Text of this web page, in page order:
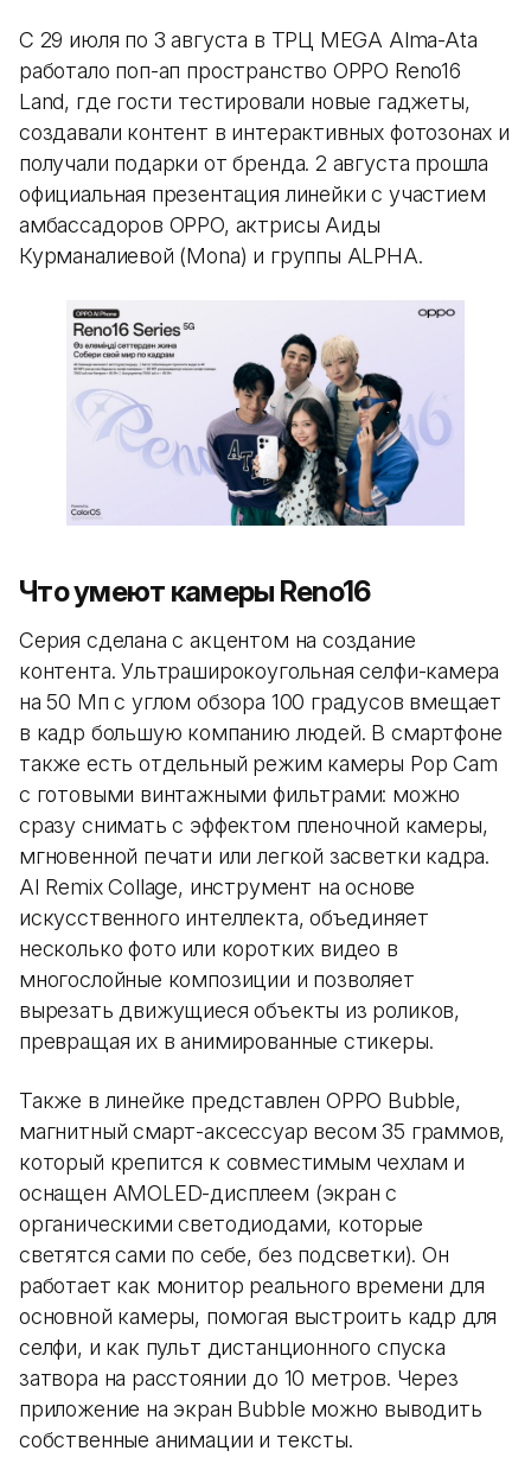
С 29 июля по 3 августа в ТРЦ MEGA Alma-Ata
работало поп-ап пространство OPPO Reno16
Land, где гости тестировали новые гаджеты,
создавали контент в интерактивных фотозонах и
получали подарки от бренда. 2 августа прошла
официальная презентация линейки с участием
амбассадоров OPPO, актрисы Аиды
Курманалиевой (Mona) и группы ALPHA.
Что умеют камеры Reno16
Серия сделана с акцентом на создание
контента. Ультраширокоугольная селфи-камера
на 50 Мп с углом обзора 100 градусов вмещает
в кадр большую компанию людей. В смартфоне
также есть отдельный режим камеры Pop Cam
с готовыми винтажными фильтрами: можно
сразу снимать с эффектом пленочной камеры,
мгновенной печати или легкой засветки кадра.
AI Remix Collage, инструмент на основе
искусственного интеллекта, объединяет
несколько фото или коротких видео в
многослойные композиции и позволяет
вырезать движущиеся объекты из роликов,
превращая их в анимированные стикеры.
Также в линейке представлен OPPO Bubble,
магнитный смарт-аксессуар весом 35 граммов,
который крепится к совместимым чехлам и
оснащен AMOLED-дисплеем (экран с
органическими светодиодами, которые
светятся сами по себе, без подсветки). Он
работает как монитор реального времени для
основной камеры, помогая выстроить кадр для
селфи, и как пульт дистанционного спуска
затвора на расстоянии до 10 метров. Через
приложение на экран Bubble можно выводить
собственные анимации и тексты.